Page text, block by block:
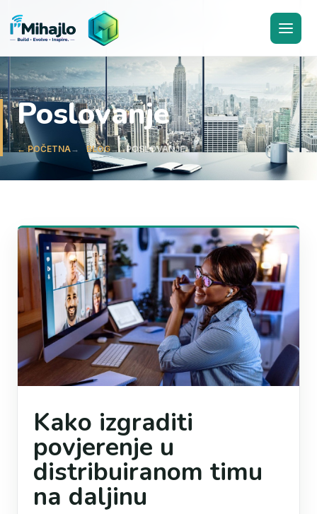
I'Mihajlo
Poslovanje
← POČETNA BLOG POSLOVANJE
Kako izgraditi
povjerenje u
distribuiranom timu
na daljinu